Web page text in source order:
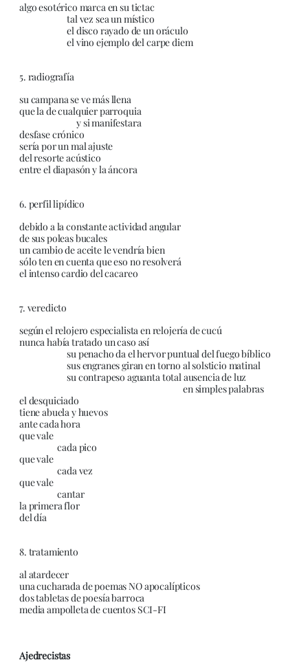
algo esotérico marca en su tictac
tal vez sea un místico
el disco rayado de un oráculo
el vino ejemplo del carpe diem
5. radiografía
su campana se ve más llena
que la de cualquier parroquia
y si manifestara
desfase crónico
sería por un mal ajuste
del resorte acústico
entre el diapasón y la áncora
6. perfil lipídico
debido a la constante actividad angular
de sus poleas bucales
un cambio de aceite le vendría bien
sólo ten en cuenta que eso no resolverá
el intenso cardio del cacareo
7. veredicto
según el relojero especialista en relojería de cucú
nunca había tratado un caso así
su penacho da el hervor puntual del fuego bíblico
sus engranes giran en torno al solsticio matinal
su contrapeso aguanta total ausencia de luz
en simples palabras
el desquiciado
tiene abuela y huevos
ante cada hora
que vale
cada pico
que vale
cada vez
que vale
cantar
la primera flor
del día
8. tratamiento
al atardecer
una cucharada de poemas NO apocalípticos
dos tabletas de poesía barroca
media ampolleta de cuentos SCI-FI
Ajedrecistas